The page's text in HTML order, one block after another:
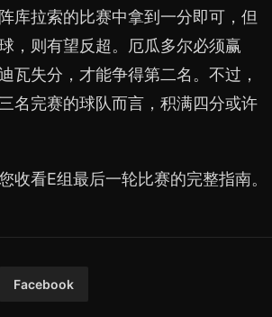
库拉索的比赛中拿到一分即可，但
，则有望反超。厄瓜多尔必须赢
瓦失分，才能争得第二名。不过，
名完赛的球队而言，积满四分或许
收看E组最后一轮比赛的完整指南。
Facebook